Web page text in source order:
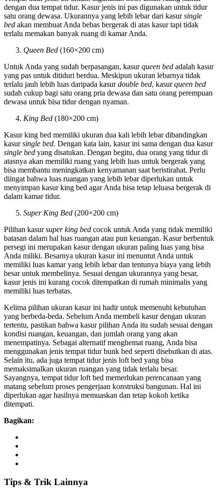
dengan dua tempat tidur. Kasur jenis ini pas digunakan untuk tidur
satu orang dewasa. Ukurannya yang lebih lebar dari kasursingle
bed akan membuat Anda bebas bergerak di atas kasur tapi tidak
terlalu memakan banyak ruang di kamar Anda.
Queen Bed (160×200 cm)
Untuk Anda yang sudah berpasangan, kasurqueen bed adalah kasur
yang pas untuk ditiduri berdua. Meskipun ukuran lebarnya tidak
terlalu jauh lebih luas daripada kasurdouble bed, kasurqueen bed
sudah cukup bagi satu orang pria dewasa dan satu orang perempuan
dewasa untuk bisa tidur dengan nyaman.
King Bed (180×200 cm)
Kasur king bed memiliki ukuran dua kali lebih lebar dibandingkan
kasursingle bed. Dengan kata lain, kasur ini sama dengan dua kasur
single bed yang disatukan. Dengan begitu, dua orang yang tidur di
atasnya akan memiliki ruang yang lebih luas untuk bergerak yang
bisa membantu meningkatkan kenyamanan saat beristirahat. Perlu
diingat bahwa luas ruangan yang lebih lebar diperlukan untuk
menyimpan kasur king bed agar Anda bisa tetap leluasa bergerak di
dalam kamar tidur.
Super King Bed (200×200 cm)
Pilihan kasursuper king bed cocok untuk Anda yang tidak memiliki
batasan dalam hal luas ruangan atau pun keuangan. Kasur berbentuk
persegi ini merupakan kasur dengan ukuran paling luas yang bisa
Anda miliki. Besarnya ukuran kasur ini menuntut Anda untuk
memiliki luas kamar yang lebih lebar dan tentunya biaya yang lebih
besar untuk membelinya. Sesuai dengan ukurannya yang besar,
kasur jenis ini kurang cocok ditempatkan di rumah minimalis yang
memiliki luas terbatas.
Kelima pilihan ukuran kasur ini hadir untuk memenuhi kebutuhan
yang berbeda-beda. Sebelum Anda membeli kasur dengan ukuran
tertentu, pastikan bahwa kasur pilihan Anda itu sudah sesuai dengan
kondisi ruangan, keuangan, dan jumlah orang yang akan
menempatinya. Sebagai alternatif menghemat ruang, Anda bisa
menggunakan jenis tempat tidur bunk bed seperti disebutkan di atas.
Selain itu, ada juga tempat tidur jenis loft bed yang bisa
memaksimalkan ukuran ruangan yang tidak terlalu besar.
Sayangnya, tempat tidur loft bed memerlukan perencanaan yang
matang sebelum proses pengerjaan konstruksi bangunan. Hal ini
diperlukan agar hasilnya memuaskan dan tetap kokoh ketika
ditempati.
Bagikan:
Tips & Trik Lainnya